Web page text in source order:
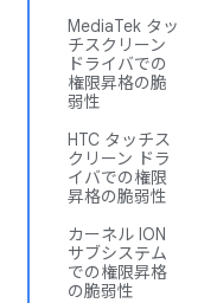
MediaTek タッ
チスクリーン
ドライバでの
権限昇格の脆
弱性
HTC タッチス
クリーン ドラ
イバでの権限
昇格の脆弱性
カーネル ION
サブシステム
での権限昇格
の脆弱性